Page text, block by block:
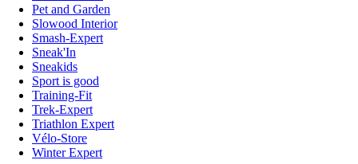
Pet and Garden
Slowood Interior
Smash-Expert
Sneak'In
Sneakids
Sport is good
Training-Fit
Trek-Expert
Triathlon Expert
Vélo-Store
Winter Expert